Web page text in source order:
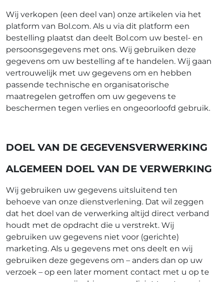
Wij verkopen (een deel van) onze artikelen via het
platform van Bol.com. Als u via dit platform een
bestelling plaatst dan deelt Bol.com uw bestel- en
persoonsgegevens met ons. Wij gebruiken deze
gegevens om uw bestelling af te handelen. Wij gaan
vertrouwelijk met uw gegevens om en hebben
passende technische en organisatorische
maatregelen getroffen om uw gegevens te
beschermen tegen verlies en ongeoorloofd gebruik.
DOEL VAN DE GEGEVENSVERWERKING
ALGEMEEN DOEL VAN DE VERWERKING
Wij gebruiken uw gegevens uitsluitend ten
behoeve van onze dienstverlening. Dat wil zeggen
dat het doel van de verwerking altijd direct verband
houdt met de opdracht die u verstrekt. Wij
gebruiken uw gegevens niet voor (gerichte)
marketing. Als u gegevens met ons deelt en wij
gebruiken deze gegevens om – anders dan op uw
verzoek – op een later moment contact met u op te